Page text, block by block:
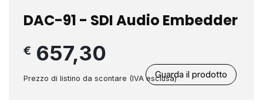
DAC-91 - SDI Audio Embedder
€ 657,30
Prezzo di listino da scontare (IVA esclusa)Guarda il prodotto